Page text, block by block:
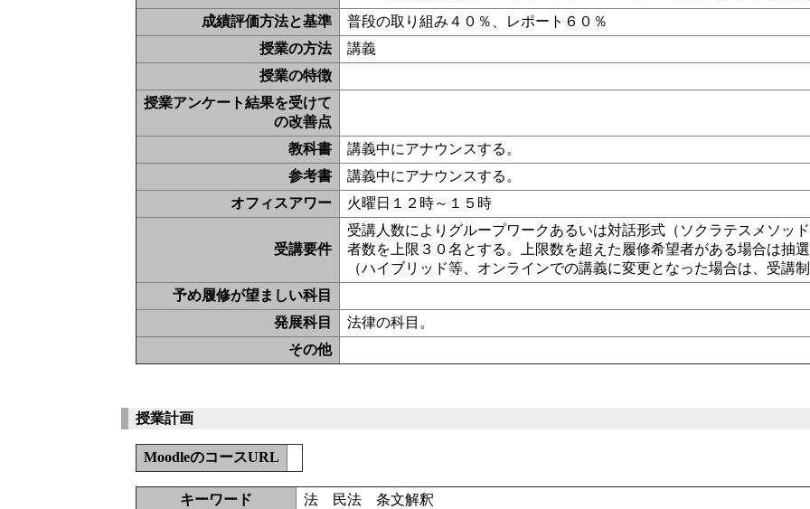
成績評価方法と基準
普段の取り組み４０％、レポート６０％
授業の方法
講義
授業の特徴
授業アンケート結果を受けて
の改善点
教科書
講義中にアナウンスする。
参考書
講義中にアナウンスする。
オフィスアワー
火曜日１２時～１５時
受講要件
受講人数によりグループワークあるいは対話形式（ソクラテスメソッ
者数を上限３０名とする。上限数を超えた履修希望者がある場合は抽選
（ハイブリッド等、オンラインでの講義に変更となった場合は、受講
予め履修が望ましい科目
発展科目
法律の科目。
その他
授業計画
MoodleのコースURL
キーワード 法 民法 条文解釈